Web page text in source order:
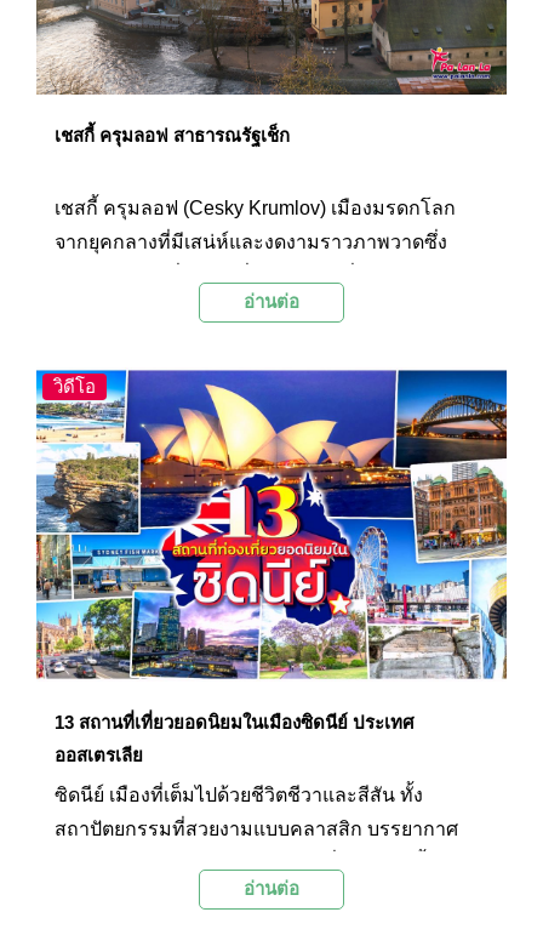
หมุดหมายสำคัญ ของบรรดานักท่องเที่ยวที่มาเยือน
ทวีปยุโรป ไปชม 12 สถานที่ท่องเที่ยวยอดนิยมใน
เมืองปรากพร้อมๆ กันกับ Palanla!
เชสกี้ ครุมลอฟ สาธารณรัฐเช็ก
เชสกี้ ครุมลอฟ (Cesky Krumlov) เมืองมรดกโลก
จากยุคกลางที่มีเสน่ห์และงดงามราวภาพวาดซึ่ง
ของถนนคดเคี้ยวที่ปูด้วยหิน ปราสาทเชสกี้ ครุมลอฟ
มีลักษณะเป็นเอกลักษณ์ซึ่งยังคงได้รับการอนุรักษ์ไว้
เป็นอย่างดี
อ่านต่อ
วิดีโอ
13 สถานที่เที่ยวยอดนิยมในเมืองซิดนีย์ ประเทศ
ออสเตรเลีย
ซิดนีย์ เมืองที่เต็มไปด้วยชีวิตชีวาและสีสัน ทั้ง
สถาปัตยกรรมที่สวยงามแบบคลาสสิก บรรยากาศ
หรู ไปจนถึงพื้นที่สีเขียวริมอ่าว และตลาดปลาที่ใหญ่
อ่านต่อ